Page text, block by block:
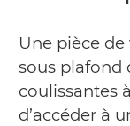
Une pièce
sous plafond
coulissantes
d’accéder à